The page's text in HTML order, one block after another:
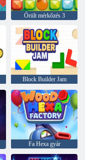
Őrült mérkőzés 3
Block Builder Jam
Fa Hexa gyár